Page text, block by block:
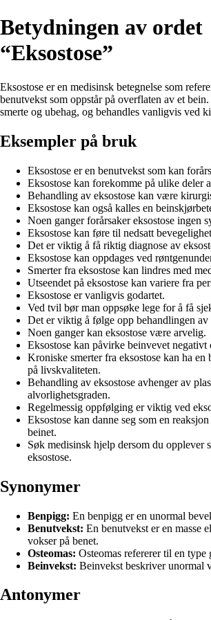
Betydningen av ordet
“Eksostose”
Eksostose er en medisinsk betegnelse som
benutvekst som oppstår på overflaten av et
smerte og ubehag, og behandles vanligvis ved
Eksempler på bruk
Eksostose er en benutvekst som kan
Eksostose kan forekomme på ulike deler
Behandling av eksostose kan være
Eksostose kan også kalles en
Noen ganger forårsaker eksostose ingen
Eksostose kan føre til nedsatt
Det er viktig å få riktig diagnose av
Eksostose kan oppdages ved
Smerter fra eksostose kan lindres med
Utseendet på eksostose kan variere fra
Eksostose er vanligvis godartet.
Ved tvil bør man oppsøke lege for å få
Det er viktig å følge opp behandlingen av
Noen ganger kan eksostose være arvelig.
Eksostose kan påvirke beinvevet negativt
Kroniske smerter fra eksostose kan ha
på livskvaliteten.
Behandling av eksostose avhenger av
alvorlighetsgraden.
Regelmessig oppfølging er viktig ved
Eksostose kan danne seg som en
beinet.
Søk medisinsk hjelp dersom du opplever
eksostose.
Synonymer
Benpigg: En benpigg er en unormal
Benutvekst: En benutvekst er en masse
vokser på benet.
Osteomas: Osteomas refererer til en type
Beinvekst: Beinvekst beskriver unormal
Antonymer